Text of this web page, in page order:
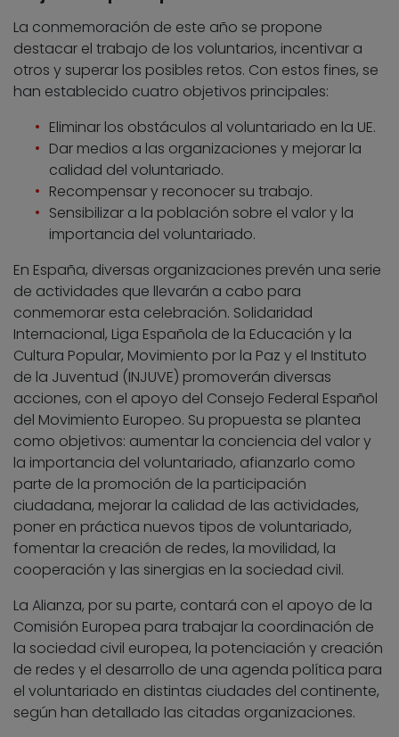
La conmemoración de este año se propone
destacar el trabajo de los voluntarios, incentivar a
otros y superar los posibles retos. Con estos fines, se
han establecido cuatro objetivos principales:
Eliminar los obstáculos al voluntariado en la UE.
Dar medios a las organizaciones y mejorar la
calidad del voluntariado.
Recompensar y reconocer su trabajo.
Sensibilizar a la población sobre el valor y la
importancia del voluntariado.
En España, diversas organizaciones prevén una serie
de actividades que llevarán a cabo para
conmemorar esta celebración. Solidaridad
Internacional, Liga Española de la Educación y la
Cultura Popular, Movimiento por la Paz y el Instituto
de la Juventud (INJUVE) promoverán diversas
acciones, con el apoyo del Consejo Federal Español
del Movimiento Europeo. Su propuesta se plantea
como objetivos: aumentar la conciencia del valor y
la importancia del voluntariado, afianzarlo como
parte de la promoción de la participación
ciudadana, mejorar la calidad de las actividades,
poner en práctica nuevos tipos de voluntariado,
fomentar la creación de redes, la movilidad, la
cooperación y las sinergias en la sociedad civil.
La Alianza, por su parte, contará con el apoyo de la
Comisión Europea para trabajar la coordinación de
la sociedad civil europea, la potenciación y creación
de redes y el desarrollo de una agenda política para
el voluntariado en distintas ciudades del continente,
según han detallado las citadas organizaciones.